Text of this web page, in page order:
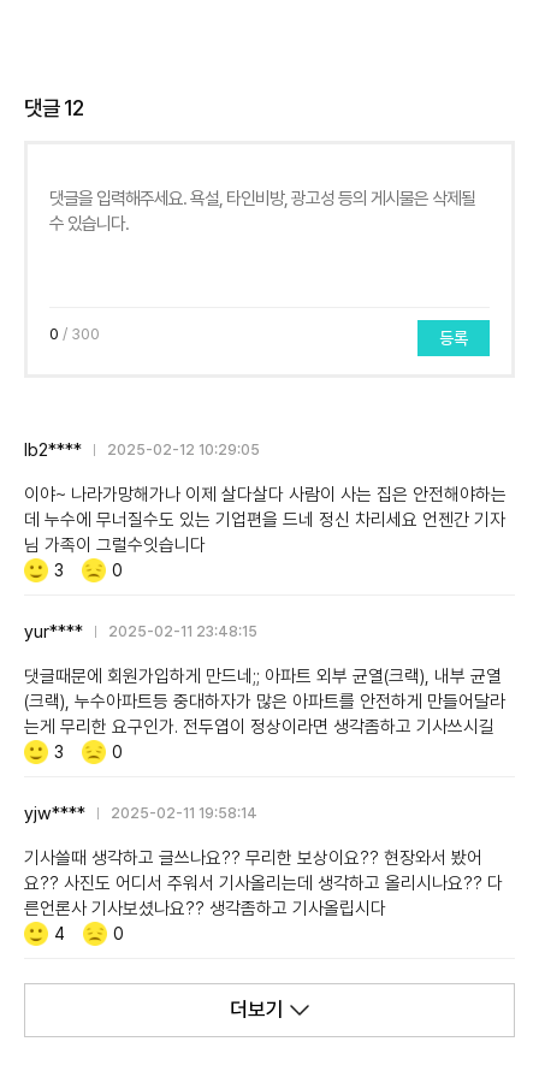
댓글12
0 / 300 등록
lb2**** 2025-02-12 10:29:05
이야~ 나라가망해가나 이제 살다살다 사람이 사는 집은 안전해야하는
데 누수에 무너질수도 있는 기업편을 드네 정신 차리세요 언젠간 기자
님 가족이 그럴수잇습니다
Like/Dislike
공
3
비
0
yur**** 2025-02-11 23:48:15
댓글때문에 회원가입하게 만드네;; 아파트 외부 균열(크랙), 내부 균열
(크랙), 누수아파트등 중대하자가 많은 아파트를 안전하게 만들어달라
는게 무리한 요구인가. 전두엽이 정상이라면 생각좀하고 기사쓰시길
Like/Dislike
공
3
비
0
yjw**** 2025-02-11 19:58:14
기사쓸때 생각하고 글쓰나요?? 무리한 보상이요?? 현장와서 봤어
요?? 사진도 어디서 주워서 기사올리는데 생각하고 올리시나요?? 다
른언론사 기사보셨나요?? 생각좀하고 기사올립시다
Like/Dislike
공
4
비
감
0
더보기